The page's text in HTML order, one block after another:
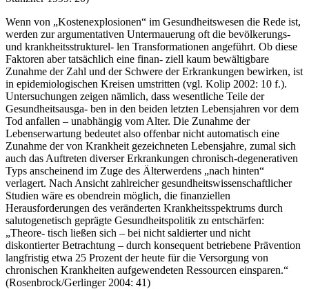
Wenn von „Kostenexplosionen“ im Gesundheitswesen die Rede ist,
werden zur argumentativen Untermauerung oft die bevölkerungs-
und krankheitsstrukturel- len Transformationen angeführt. Ob diese
Faktoren aber tatsächlich eine finan- ziell kaum bewältigbare
Zunahme der Zahl und der Schwere der Erkrankungen bewirken, ist
in epidemiologischen Kreisen umstritten (vgl. Kolip 2002: 10 f.).
Untersuchungen zeigen nämlich, dass wesentliche Teile der
Gesundheitsausga- ben in den beiden letzten Lebensjahren vor dem
Tod anfallen – unabhängig vom Alter. Die Zunahme der
Lebenserwartung bedeutet also offenbar nicht automatisch eine
Zunahme der von Krankheit gezeichneten Lebensjahre, zumal sich
auch das Auftreten diverser Erkrankungen chronisch-degenerativen
Typs anscheinend im Zuge des Älterwerdens „nach hinten“
verlagert. Nach Ansicht zahlreicher gesundheitswissenschaftlicher
Studien wäre es obendrein möglich, die finanziellen
Herausforderungen des veränderten Krankheitsspektrums durch
salutogenetisch geprägte Gesundheitspolitik zu entschärfen:
„Theore- tisch ließen sich – bei nicht saldierter und nicht
diskontierter Betrachtung – durch konsequent betriebene Prävention
langfristig etwa 25 Prozent der heute für die Versorgung von
chronischen Krankheiten aufgewendeten Ressourcen einsparen.“
(Rosenbrock/Gerlinger 2004: 41)